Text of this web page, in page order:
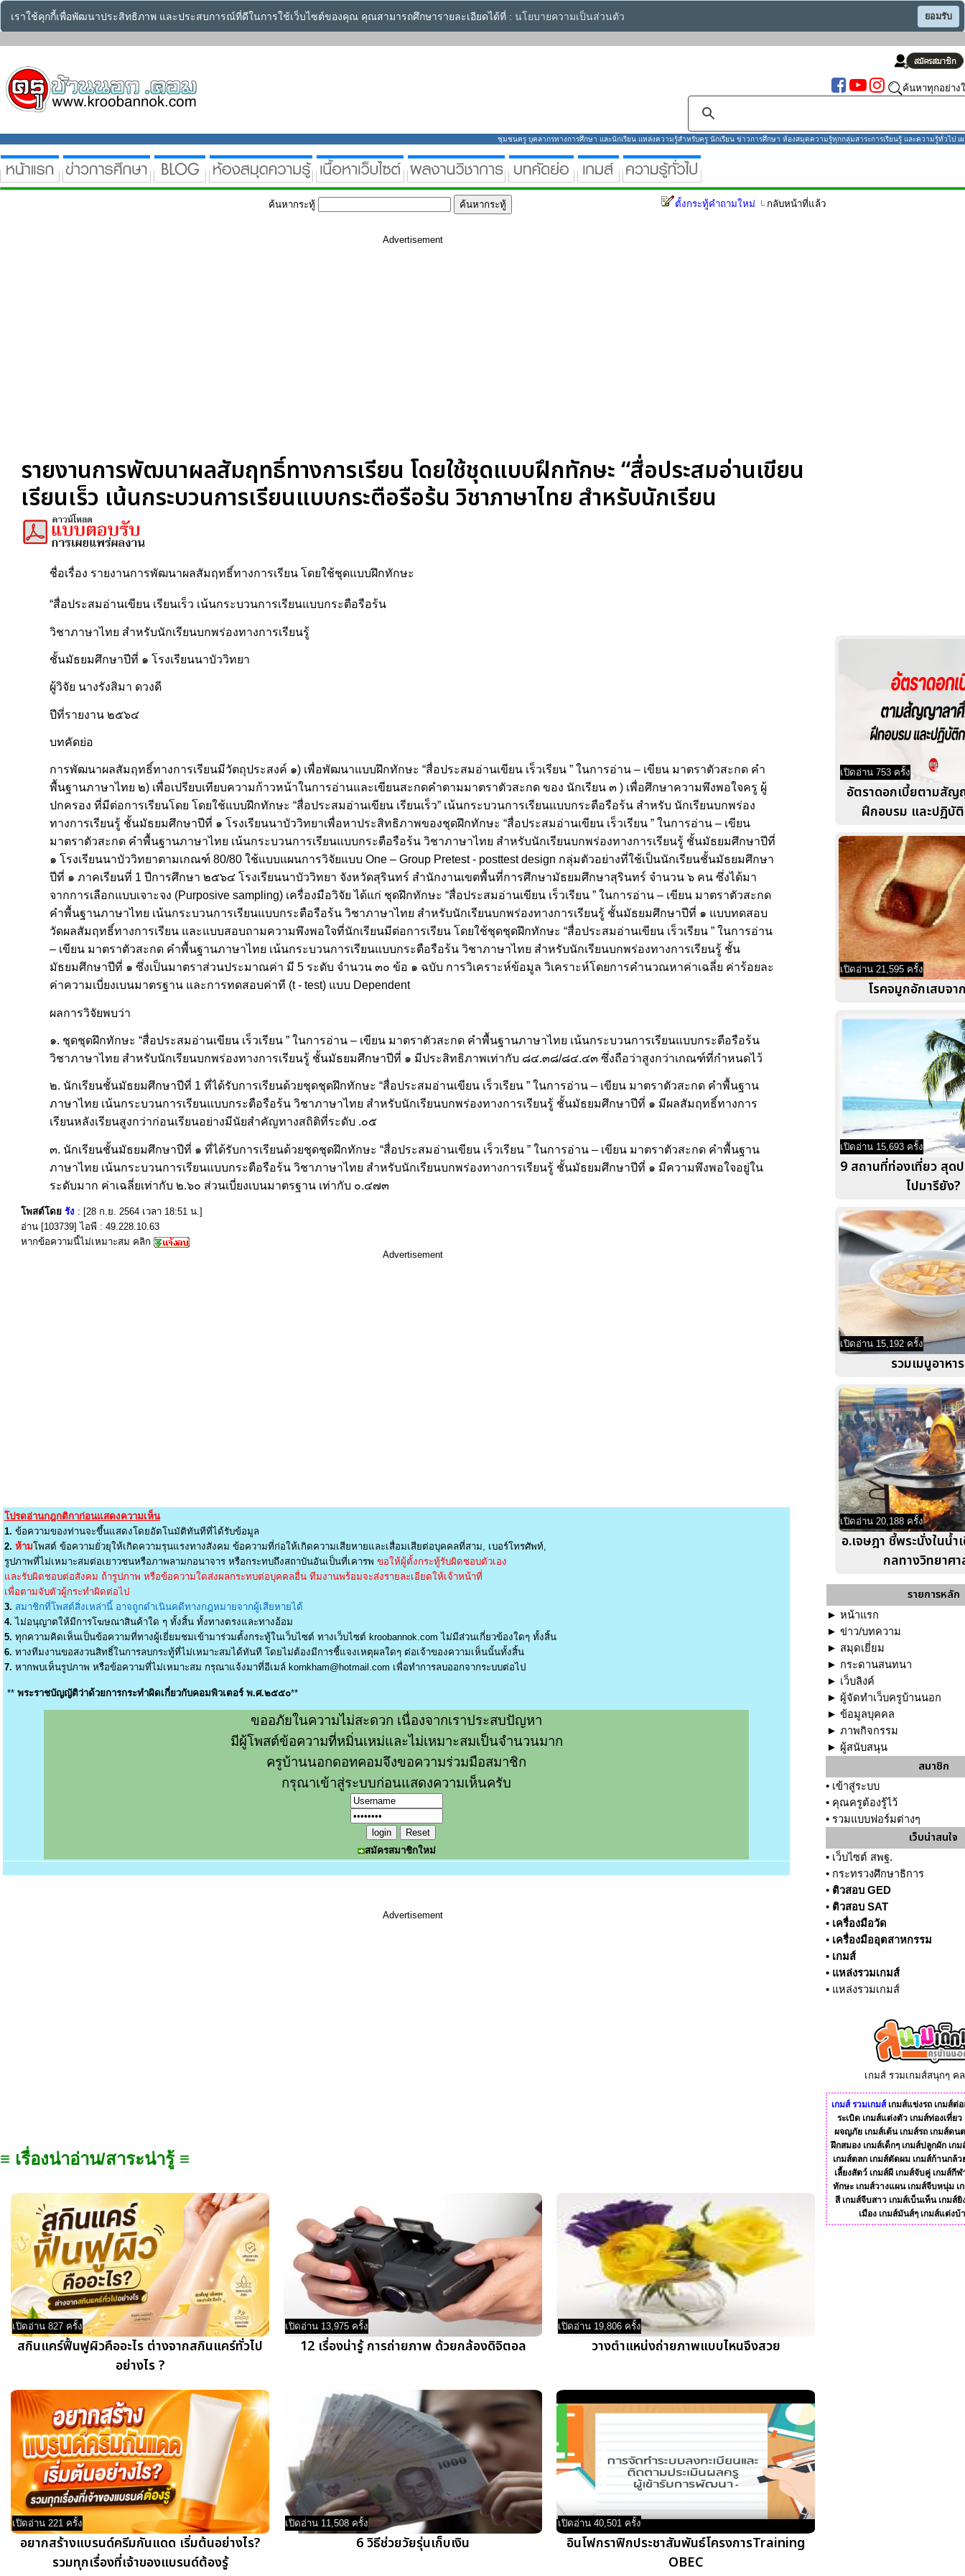
เราใช้คุกกี้เพื่อพัฒนาประสิทธิภาพ และประสบการณ์ที่ดีในการใช้เว็บไซต์ของคุณ คุณสามารถศึกษารายละเอียดได้ที่ : นโยบายความเป็นส่วนตัว ยอมรับ
ค้นหาทุกอย่าง
ชุมชนครู บุคลากรทางการศึกษา และนักเรียน แหล่งความรู้สำหรับครู นักเรียน ข่าวการศึกษา ห้องสมุดความรู้ทุกกลุ่มสาระการเรียนรู้ และความรู้ทั่วไป เ
ค้นหากระทู้ ตั้งกระทู้คำถามใหม่ กลับหน้าที่แล้ว
Advertisement
รายงานการพัฒนาผลสัมฤทธิ์ทางการเรียน โดยใช้ชุดแบบฝึกทักษะ “สื่อประสมอ่านเขียน
เรียนเร็ว เน้นกระบวนการเรียนแบบกระตือรือร้น วิชาภาษาไทย สำหรับนักเรียน
ชื่อเรื่อง รายงานการพัฒนาผลสัมฤทธิ์ทางการเรียน โดยใช้ชุดแบบฝึกทักษะ
“สื่อประสมอ่านเขียน เรียนเร็ว เน้นกระบวนการเรียนแบบกระตือรือร้น
วิชาภาษาไทย สำหรับนักเรียนบกพร่องทางการเรียนรู้
ชั้นมัธยมศึกษาปีที่ ๑ โรงเรียนนาบัววิทยา
ผู้วิจัย นางรังสิมา ดวงดี
ปีที่รายงาน ๒๕๖๔
บทคัดย่อ
การพัฒนาผลสัมฤทธิ์ทางการเรียนมีวัตถุประสงค์ ๑) เพื่อพัฒนาแบบฝึกทักษะ “สื่อประสมอ่านเขียน เร็วเรียน ” ในการอ่าน – เขียน มาตราตัวสะกด คำ
พื้นฐานภาษาไทย ๒) เพื่อเปรียบเทียบความก้าวหน้าในการอ่านและเขียนสะกดคำตามมาตราตัวสะกด ของ นักเรียน ๓ ) เพื่อศึกษาความพึงพอใจครู ผู้
ปกครอง ที่มีต่อการเรียนโดย โดยใช้แบบฝึกทักษะ “สื่อประสมอ่านเขียน เรียนเร็ว” เน้นกระบวนการเรียนแบบกระตือรือร้น สำหรับ นักเรียนบกพร่อง
ทางการเรียนรู้ ชั้นมัธยมศึกษาปีที่ ๑ โรงเรียนนาบัววิทยาเพื่อหาประสิทธิภาพของชุดฝึกทักษะ “สื่อประสมอ่านเขียน เร็วเรียน ” ในการอ่าน – เขียน
มาตราตัวสะกด คำพื้นฐานภาษาไทย เน้นกระบวนการเรียนแบบกระตือรือร้น วิชาภาษาไทย สำหรับนักเรียนบกพร่องทางการเรียนรู้ ชั้นมัธยมศึกษาปีที่
๑ โรงเรียนนาบัววิทยาตามเกณฑ์ 80/80 ใช้แบบแผนการวิจัยแบบ One – Group Pretest - posttest design กลุ่มตัวอย่างที่ใช้เป็นนักเรียนชั้นมัธยมศึกษา
ปีที่ ๑ ภาคเรียนที่ 1 ปีการศึกษา ๒๕๖๔ โรงเรียนนาบัววิทยา จังหวัดสุรินทร์ สำนักงานเขตพื้นที่การศึกษามัธยมศึกษาสุรินทร์ จำนวน ๖ คน ซึ่งได้มา
จากการเลือกแบบเจาะจง (Purposive sampling) เครื่องมือวิจัย ได้แก่ ชุดฝึกทักษะ “สื่อประสมอ่านเขียน เร็วเรียน ” ในการอ่าน – เขียน มาตราตัวสะกด
คำพื้นฐานภาษาไทย เน้นกระบวนการเรียนแบบกระตือรือร้น วิชาภาษาไทย สำหรับนักเรียนบกพร่องทางการเรียนรู้ ชั้นมัธยมศึกษาปีที่ ๑ แบบทดสอบ
วัดผลสัมฤทธิ์ทางการเรียน และแบบสอบถามความพึงพอใจที่นักเรียนมีต่อการเรียน โดยใช้ชุดชุดฝึกทักษะ “สื่อประสมอ่านเขียน เร็วเรียน ” ในการอ่าน
– เขียน มาตราตัวสะกด คำพื้นฐานภาษาไทย เน้นกระบวนการเรียนแบบกระตือรือร้น วิชาภาษาไทย สำหรับนักเรียนบกพร่องทางการเรียนรู้ ชั้น
มัธยมศึกษาปีที่ ๑ ซึ่งเป็นมาตราส่วนประมาณค่า มี 5 ระดับ จำนวน ๓๐ ข้อ ๑ ฉบับ การวิเคราะห์ข้อมูล วิเคราะห์โดยการคำนวณหาค่าเฉลี่ย ค่าร้อยละ
ค่าความเบี่ยงเบนมาตรฐาน และการทดสอบค่าที (t - test) แบบ Dependent
ผลการวิจัยพบว่า
๑. ชุดชุดฝึกทักษะ “สื่อประสมอ่านเขียน เร็วเรียน ” ในการอ่าน – เขียน มาตราตัวสะกด คำพื้นฐานภาษาไทย เน้นกระบวนการเรียนแบบกระตือรือร้น
วิชาภาษาไทย สำหรับนักเรียนบกพร่องทางการเรียนรู้ ชั้นมัธยมศึกษาปีที่ ๑ มีประสิทธิภาพเท่ากับ ๘๔.๓๘/๘๔.๔๓ ซึ่งถือว่าสูงกว่าเกณฑ์ที่กำหนดไว้
๒. นักเรียนชั้นมัธยมศึกษาปีที่ 1 ที่ได้รับการเรียนด้วยชุดชุดฝึกทักษะ “สื่อประสมอ่านเขียน เร็วเรียน ” ในการอ่าน – เขียน มาตราตัวสะกด คำพื้นฐาน
ภาษาไทย เน้นกระบวนการเรียนแบบกระตือรือร้น วิชาภาษาไทย สำหรับนักเรียนบกพร่องทางการเรียนรู้ ชั้นมัธยมศึกษาปีที่ ๑ มีผลสัมฤทธิ์ทางการ
เรียนหลังเรียนสูงกว่าก่อนเรียนอย่างมีนัยสำคัญทางสถิติที่ระดับ .๐๕
๓. นักเรียนชั้นมัธยมศึกษาปีที่ ๑ ที่ได้รับการเรียนด้วยชุดชุดฝึกทักษะ “สื่อประสมอ่านเขียน เร็วเรียน ” ในการอ่าน – เขียน มาตราตัวสะกด คำพื้นฐาน
ภาษาไทย เน้นกระบวนการเรียนแบบกระตือรือร้น วิชาภาษาไทย สำหรับนักเรียนบกพร่องทางการเรียนรู้ ชั้นมัธยมศึกษาปีที่ ๑ มีความพึงพอใจอยู่ใน
ระดับมาก ค่าเฉลี่ยเท่ากับ ๒.๖๐ ส่วนเบี่ยงเบนมาตรฐาน เท่ากับ ๐.๔๗๓
โพสต์โดย รัง : [28 ก.ย. 2564 เวลา 18:51 น.]
อ่าน [103739] ไอพี : 49.228.10.63
หากข้อความนี้ไม่เหมาะสม คลิก
Advertisement
โปรดอ่านกฎกติกาก่อนแสดงความเห็น
1. ข้อความของท่านจะขึ้นแสดงโดยอัตโนมัติทันทีที่ได้รับข้อมูล
2. ห้ามโพสต์ ข้อความยั่วยุให้เกิดความรุนแรงทางสังคม ข้อความที่ก่อให้เกิดความเสียหายและเสื่อมเสียต่อบุคคลที่สาม, เบอร์โทรศัพท์,
รูปภาพที่ไม่เหมาะสมต่อเยาวชนหรือภาพลามกอนาจาร หรือกระทบถึงสถาบันอันเป็นที่เคารพ ขอให้ผู้ตั้งกระทู้รับผิดชอบตัวเอง
และรับผิดชอบต่อสังคม ถ้ารูปภาพ หรือข้อความใดส่งผลกระทบต่อบุคคลอื่น ทีมงานพร้อมจะส่งรายละเอียดให้เจ้าหน้าที่
เพื่อตามจับตัวผู้กระทำผิดต่อไป
3. สมาชิกที่โพสต์สิ่งเหล่านี้ อาจถูกดำเนินคดีทางกฎหมายจากผู้เสียหายได้
4. ไม่อนุญาตให้มีการโฆษณาสินค้าใด ๆ ทั้งสิ้น ทั้งทางตรงและทางอ้อม
5. ทุกความคิดเห็นเป็นข้อความที่ทางผู้เยี่ยมชมเข้ามาร่วมตั้งกระทู้ในเว็บไซต์ ทางเว็บไซต์ kroobannok.com ไม่มีส่วนเกี่ยวข้องใดๆ ทั้งสิ้น
6. ทางทีมงานขอสงวนสิทธิ์ในการลบกระทู้ที่ไม่เหมาะสมได้ทันที โดยไม่ต้องมีการชี้แจงเหตุผลใดๆ ต่อเจ้าของความเห็นนั้นทั้งสิ้น
7. หากพบเห็นรูปภาพ หรือข้อความที่ไม่เหมาะสม กรุณาแจ้งมาที่อีเมล์ kornkham@hotmail.com เพื่อทำการลบออกจากระบบต่อไป
** พระราชบัญญัติว่าด้วยการกระทำผิดเกี่ยวกับคอมพิวเตอร์ พ.ศ.๒๕๕๐**
ขออภัยในความไม่สะดวก เนื่องจากเราประสบปัญหา
มีผู้โพสต์ข้อความที่หมิ่นเหม่และไม่เหมาะสมเป็นจำนวนมาก
ครูบ้านนอกดอทคอมจึงขอความร่วมมือสมาชิก
กรุณาเข้าสู่ระบบก่อนแสดงความเห็นครับ
สมัครสมาชิกใหม่
Advertisement
≡ เรื่องน่าอ่าน/สาระน่ารู้ ≡
เปิดอ่าน 827 ครั้ง
สกินแคร์ฟื้นฟูผิวคืออะไร ต่างจากสกินแคร์ทั่วไป
อย่างไร ?
เปิดอ่าน 13,975 ครั้ง
12 เรื่องน่ารู้ การถ่ายภาพ ด้วยกล้องดิจิตอล
เปิดอ่าน 19,806 ครั้ง
วางตำแหน่งถ่ายภาพแบบไหนจึงสวย
เปิดอ่าน 221 ครั้ง
อยากสร้างแบรนด์ครีมกันแดด เริ่มต้นอย่างไร?
รวมทุกเรื่องที่เจ้าของแบรนด์ต้องรู้
เปิดอ่าน 11,508 ครั้ง
6 วิธีช่วยวัยรุ่นเก็บเงิน
เปิดอ่าน 40,501 ครั้ง
อินโฟกราฟิกประชาสัมพันธ์โครงการTraining
OBEC
เปิดอ่าน 753 ครั้ง
อัตราดอกเบี้ยตามสัญ
ฝึกอบรม และปฏิบั
เปิดอ่าน 21,595 ครั้ง
โรคจมูกอักเสบจ
เปิดอ่าน 15,693 ครั้ง
9 สถานที่ท่องเที่ยว สุด
ไปมารึยัง?
เปิดอ่าน 15,192 ครั้ง
รวมเมนูอาหา
เปิดอ่าน 20,188 ครั้ง
อ.เจษฎา ชี้พระนั่งในน้ำ
กลทางวิทยาศ
รายการหลัก
► หน้าแรก
► ข่าว/บทความ
► สมุดเยี่ยม
► กระดานสนทนา
► เว็บลิงค์
► ผู้จัดทำเว็บครูบ้านนอก
► ข้อมูลบุคคล
► ภาพกิจกรรม
► ผู้สนับสนุน
สมาชิก
• เข้าสู่ระบบ
• คุณครูต้องรู้ไว้
• รวมแบบฟอร์มต่างๆ
เว็บน่าสนใจ
• เว็บไซต์ สพฐ.
• กระทรวงศึกษาธิการ
• ติวสอบ GED
• ติวสอบ SAT
• เครื่องมือวัด
• เครื่องมืออุตสาหกรรม
• เกมส์
• แหล่งรวมเกมส์
• แหล่งรวมเกมส์
เกมส์ รวมเกมส์สนุกๆ ค
เกมส์ รวมเกมส์ เกมส์แข่งรถ เกมส์ต่อ
ระเบิด เกมส์แต่งตัว เกมส์ท่องเที่ยว
ผจญภัย เกมส์เต้น เกมส์รถ เกมส์ดน
ฝึกสมอง เกมส์เด็กๆ เกมส์ปลูกผัก เก
เกมส์ตลก เกมส์ตัดผม เกมส์ก้านกล้ว
เลี้ยงสัตว์ เกมส์ผี เกมส์จับคู่ เกมส์กีฬ
ทักษะ เกมส์วางแผน เกมส์จีบหนุ่ม เ
สี เกมส์จีบสาว เกมส์เบ็นเท็น เกมส์ยิ
เมือง เกมส์มันส์ๆ เกมส์แต่งบ้